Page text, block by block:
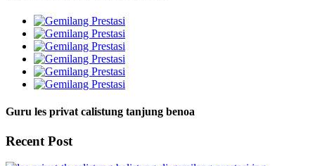
Guru les privat calistung tanjung benoa
Recent Post